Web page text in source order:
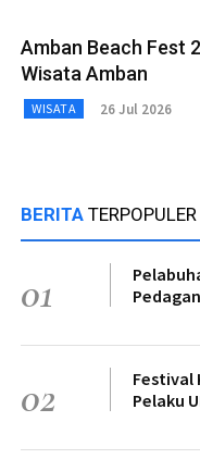
Amban Beach Fest
Wisata Amban
WISATA 26 Jul 2026
BERITA TERPOPULER
01
02
Festival
Pelaku